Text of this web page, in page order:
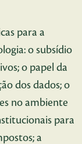
para a
o subsídio
o papel da
dos dados; o
no ambiente
para
a